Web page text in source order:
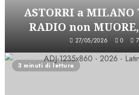
ASTORRI a MILANO
RADIO non
27/05/2026 0
3 minuti di lettura